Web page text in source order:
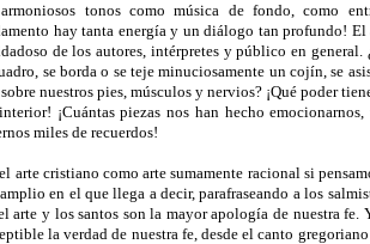
tonos como música de fondo, como
hay tanta energía y un diálogo tan profundo! El
de los autores, intérpretes y público en general.
se borda o se teje minuciosamente un cojín, se
nuestros pies, músculos y nervios? ¡Qué poder
¡Cuántas piezas nos han hecho emocionarnos,
miles de recuerdos!
cristiano como arte sumamente racional si
en el que llega a decir, parafraseando a los
arte y los santos son la mayor apología de nuestra fe.
la verdad de nuestra fe, desde el canto